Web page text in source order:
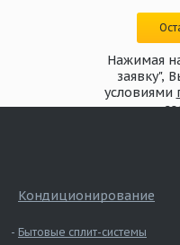
Нажимая
заявку",
условиями
Кондиционирование
Бытовые сплит-системы